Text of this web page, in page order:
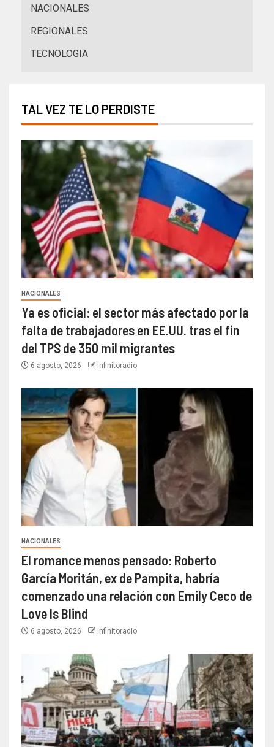
NACIONALES
REGIONALES
TECNOLOGIA
TAL VEZ TE LO PERDISTE
NACIONALES
Ya es oficial: el sector más afectado por la
falta de trabajadores en EE.UU. tras el fin
del TPS de 350 mil migrantes
6 agosto, 2026 infinitoradio
NACIONALES
El romance menos pensado: Roberto
García Moritán, ex de Pampita, habría
comenzado una relación con Emily Ceco de
Love Is Blind
6 agosto, 2026 infinitoradio